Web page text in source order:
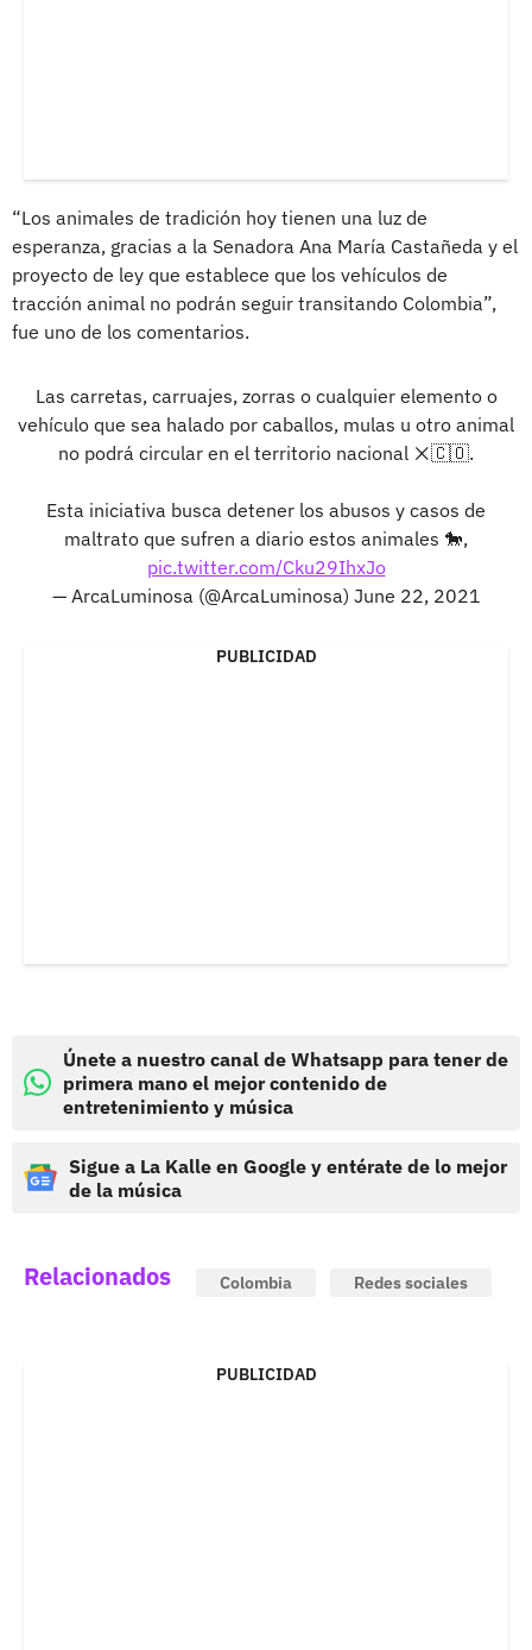
“Los animales de tradición hoy tienen una luz de
esperanza, gracias a la Senadora Ana María Castañeda y el
proyecto de ley que establece que los vehículos de
tracción animal no podrán seguir transitando Colombia”,
fue uno de los comentarios.
Las carretas, carruajes, zorras o cualquier elemento o
vehículo que sea halado por caballos, mulas u otro animal
no podrá circular en el territorio nacional ❌🇨🇴.
Esta iniciativa busca detener los abusos y casos de
maltrato que sufren a diario estos animales 🐎,
pic.twitter.com/Cku29IhxJo
— ArcaLuminosa (@ArcaLuminosa) June 22, 2021
PUBLICIDAD
Únete a nuestro canal de Whatsapp para tener de
primera mano el mejor contenido de
entretenimiento y música
Sigue a La Kalle en Google y entérate de lo mejor
de la música
Relacionados Colombia Redes sociales
PUBLICIDAD